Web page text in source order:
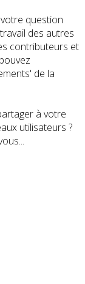
question
des autres
contributeurs et
de la
à votre
utilisateurs ?